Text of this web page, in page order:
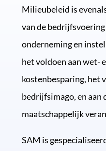
Milieubeleid is
van de
onderneming en
het voldoen aan wet-
kostenbesparing, het
bedrijfsimago, en aan
maatschappelijk
SAM is